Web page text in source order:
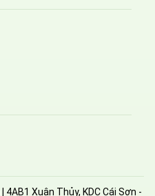
| 4AB1 Xuân Thủy, KDC Cái Sơn -